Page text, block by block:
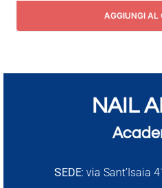
AGGIUNGI AL
NAIL
SEDE: via Sant’Isaia